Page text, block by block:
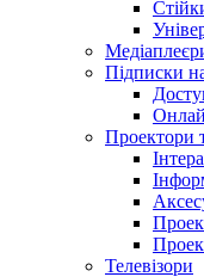
Підписки
Проектори
Телевізори